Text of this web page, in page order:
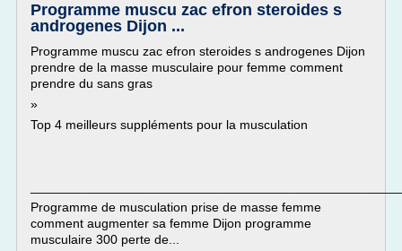
Programme muscu zac efron steroides s
androgenes Dijon ...
Programme muscu zac efron steroides s androgenes Dijon
prendre de la masse musculaire pour femme comment
prendre du sans gras
»
Top 4 meilleurs suppléments pour la musculation
Programme de musculation prise de masse femme
comment augmenter sa femme Dijon programme
musculaire 300 perte de...